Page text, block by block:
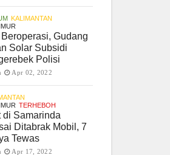
KALIMANTAN
Gudang
Solar Subsidi
Polisi
Apr 02, 2022
TERHEBOH
di Samarinda
Ditabrak Mobil, 7
Tewas
Apr 17, 2022